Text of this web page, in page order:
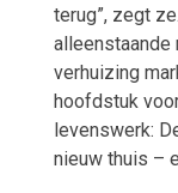
terug”, zegt
alleenstaande
verhuizing
hoofdstuk
levenswerk:
nieuw thuis –